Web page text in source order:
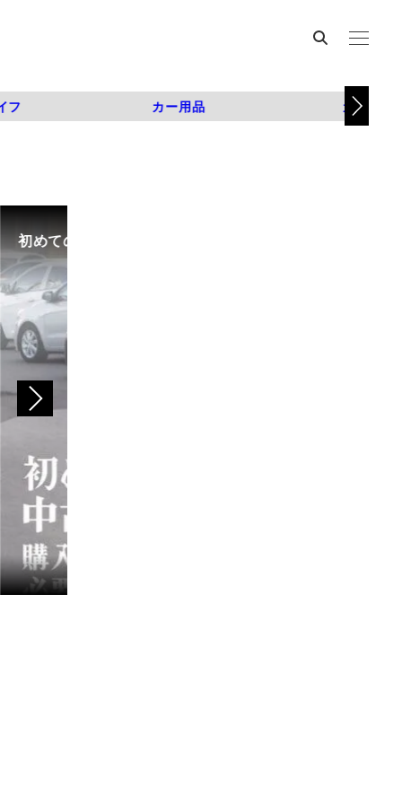
フ カー用品 カスタム
初めての中古車選び、購入時の流れや必要な書類などに